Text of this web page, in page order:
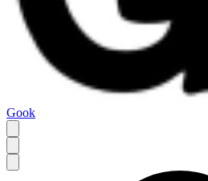
Gook